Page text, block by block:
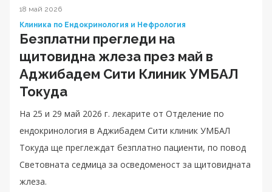
18 май 2026
Клиника по Ендокринология и Нефрология
Безплатни прегледи на
щитовидна жлеза през май в
Аджибадем Сити Клиник УМБАЛ
Токуда
На 25 и 29 май 2026 г. лекарите от Отделение по
ендокринология в Аджибадем Сити клиник УМБАЛ
Токуда ще преглеждат безплатно пациенти, по повод
Световната седмица за осведоменост за щитовидната
жлеза.